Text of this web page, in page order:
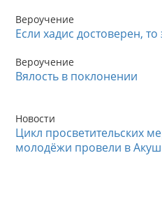
Вероучение
Если хадис достоверен,
Вероучение
Вялость в поклонении
Новости
Цикл просветительских
молодёжи провели в